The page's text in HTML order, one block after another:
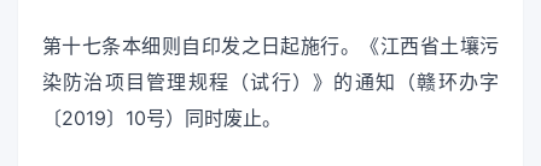
第十七条本细则自印发之日起施行。《江西省土壤污
染防治项目管理规程（试行）》的通知（赣环办字
〔2019〕10号）同时废止。